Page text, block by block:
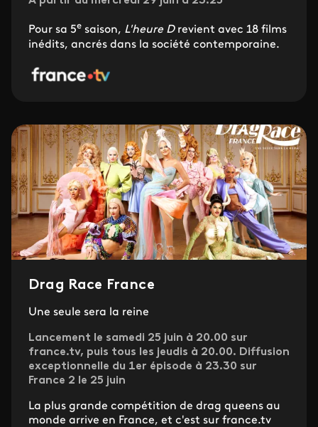
Pour sa 5e saison, L'heure D revient avec 18 films
inédits, ancrés dans la société contemporaine.
Drag Race France
Une seule sera la reine
Lancement le samedi 25 juin à 20.00 sur
france.tv, puis tous les jeudis à 20.00. Diffusion
exceptionnelle du 1er épisode à 23.30 sur
France 2 le 25 juin
La plus grande compétition de drag queens au
monde arrive en France, et c'est sur france.tv